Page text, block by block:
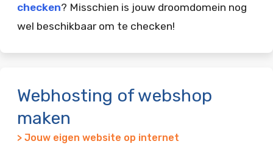
checken? Misschien is jouw droomdomein nog
wel beschikbaar om te checken!
Webhosting of webshop
maken
> Jouw eigen website op internet